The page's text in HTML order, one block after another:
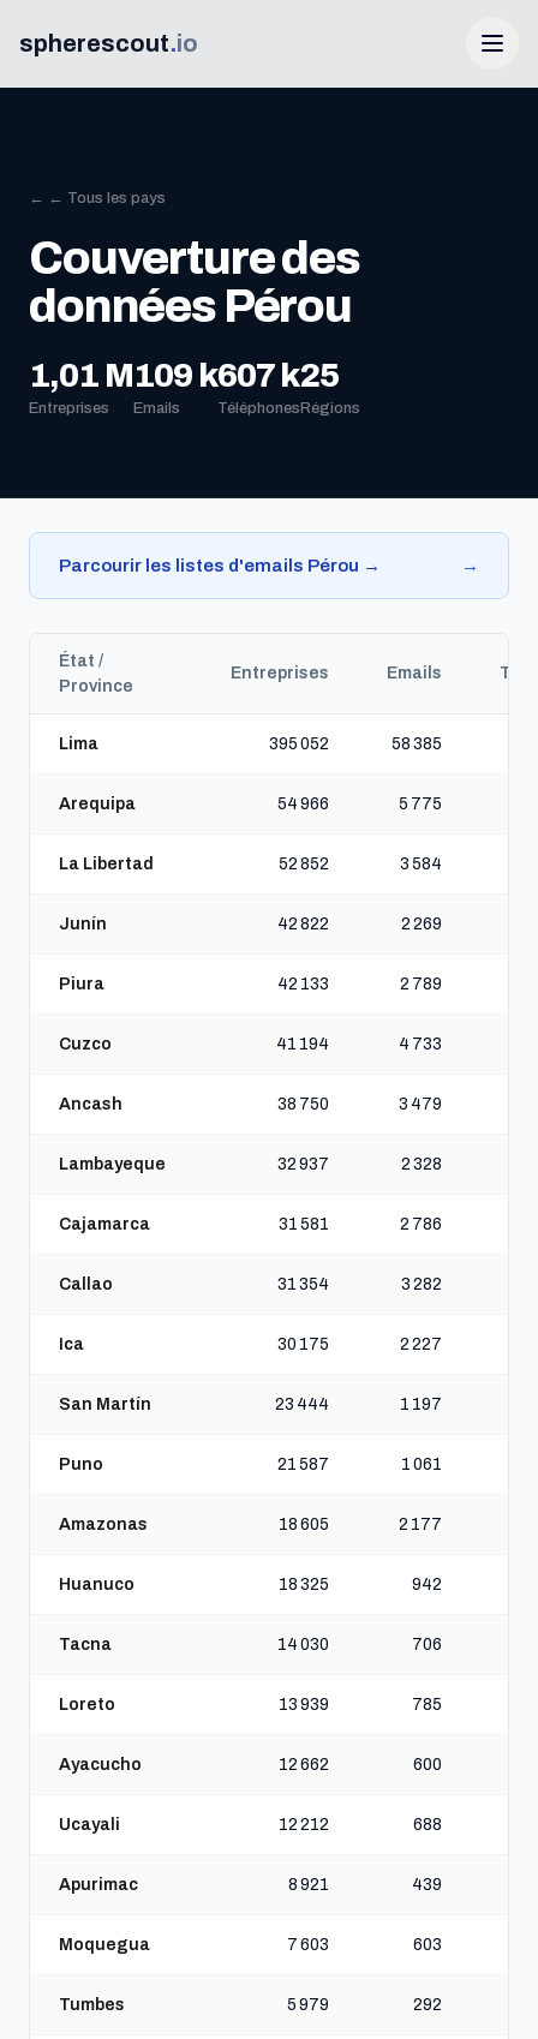
spherescout.io
Connexion
Obtenir 100 prospects gratuits
← ← Tous les pays
Couverture des
données Pérou
1,01 M
Entreprises
109 k
Emails
607 k
Téléphones
25
Régions
Parcourir les listes d'emails Pérou → →
État /
Province
Entreprises Emails
Lima 395 052 58 385
Arequipa 54 966 5 775
La Libertad 52 852 3 584
Junín 42 822 2 269
Piura 42 133 2 789
Cuzco 41 194 4 733
Ancash 38 750 3 479
Lambayeque 32 937 2 328
Cajamarca 31 581 2 786
Callao 31 354 3 282
Ica 30 175 2 227
San Martín 23 444 1 197
Puno 21 587 1 061
Amazonas 18 605 2 177
Huanuco 18 325 942
Tacna 14 030 706
Loreto 13 939 785
Ayacucho 12 662 600
Ucayali 12 212 688
Apurimac 8 921 439
Moquegua 7 603 603
Tumbes 5 979 292